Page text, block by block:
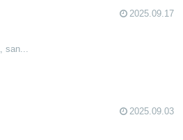
2025.09.17
2025.09.03